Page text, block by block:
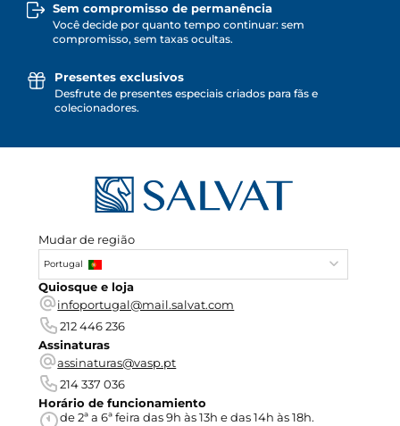
Sem compromisso de permanência
Você decide por quanto tempo continuar: sem
compromisso, sem taxas ocultas.
Presentes exclusivos
Desfrute de presentes especiais criados para fãs e
colecionadores.
Mudar de região
Portugal
Quiosque e loja
infoportugal@mail.salvat.com
212 446 236
Assinaturas
assinaturas@vasp.pt
214 337 036
Horário de funcionamiento
de 2ª a 6ª feira das 9h às 13h e das 14h às 18h.